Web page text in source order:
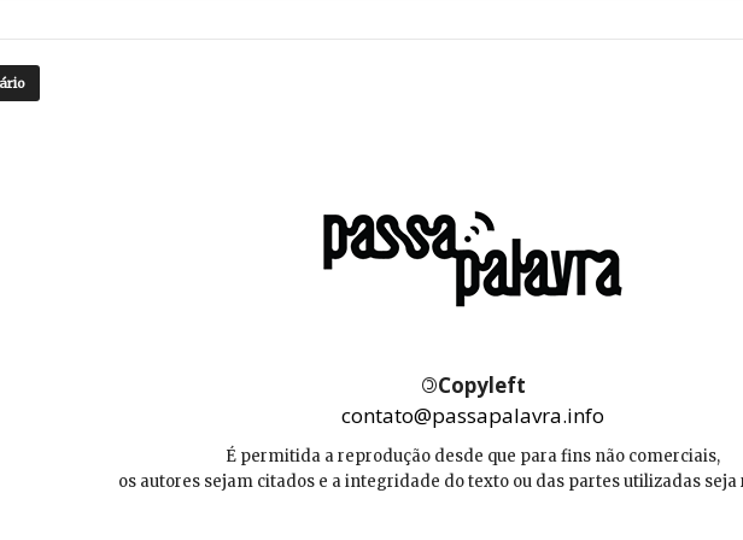
©Copyleft
contato@passapalavra.info
É permitida a reprodução desde que para fins não comerciais,
os autores sejam citados e a integridade do texto ou das partes utilizadas